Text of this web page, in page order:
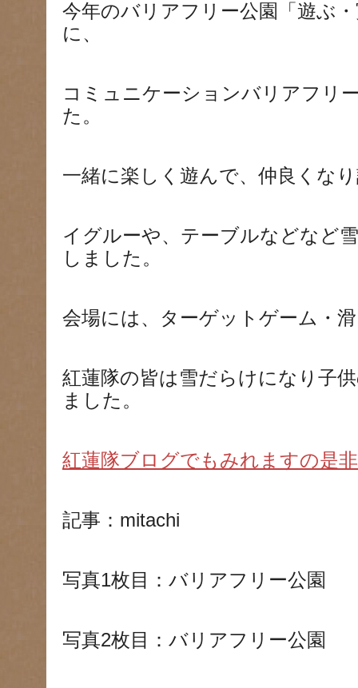
今年のバリアフリー公園「遊ぶ
に、
コミュニケーションバリアフリ
た。
一緒に楽しく遊んで、仲良くな
イグルーや、テーブルなどなど
しました。
会場には、ターゲットゲーム・
紅蓮隊の皆は雪だらけになり子
ました。
紅蓮隊ブログでもみれますの是
記事：mitachi
写真1枚目：バリアフリー公園
写真2枚目：バリアフリー公園